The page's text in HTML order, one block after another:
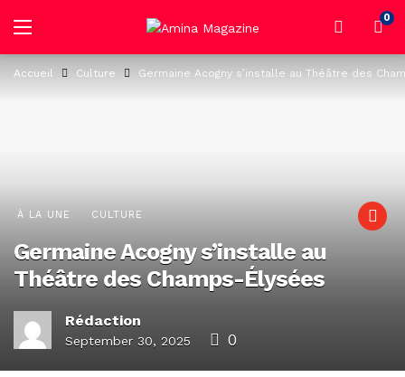
0
Accueil Culture Germaine Acogny s’installe au Théâtre des
À LA UNE CULTURE
Germaine Acogny s’installe au
Théâtre des Champs-Élysées
Rédaction
September 30, 2025 0